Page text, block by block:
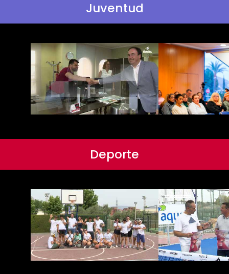
Juventud
Deporte